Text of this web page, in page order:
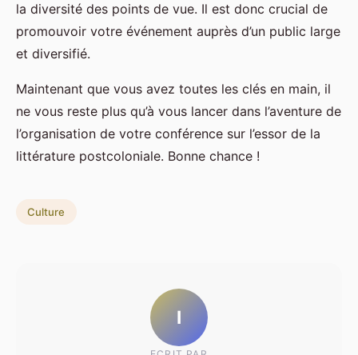
la diversité des points de vue. Il est donc crucial de
promouvoir votre événement auprès d’un public large
et diversifié.
Maintenant que vous avez toutes les clés en main, il
ne vous reste plus qu’à vous lancer dans l’aventure de
l’organisation de votre conférence sur l’essor de la
littérature postcoloniale. Bonne chance !
Culture
I